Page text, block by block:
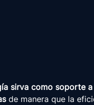
sirva como soporte
de manera que la